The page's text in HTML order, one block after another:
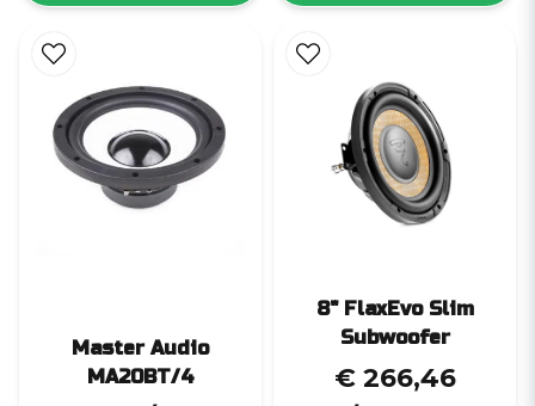
Master Audio
MA20BT/4
8" FlaxEvo Slim
Subwoofer
€ 266,46